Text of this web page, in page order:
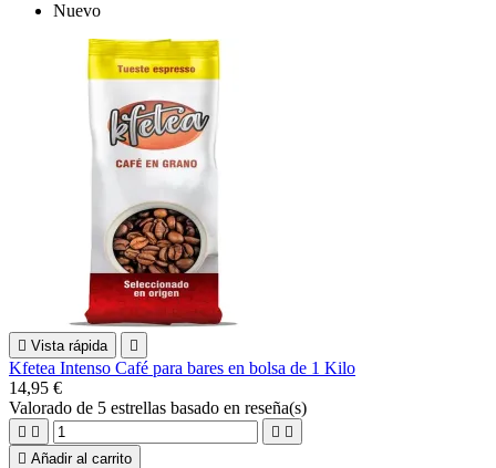
Nuevo
 Vista rápida 
Kfetea Intenso Café para bares en bolsa de 1 Kilo
14,95 €
Valorado de 5 estrellas basado en reseña(s)
   
 Añadir al carrito